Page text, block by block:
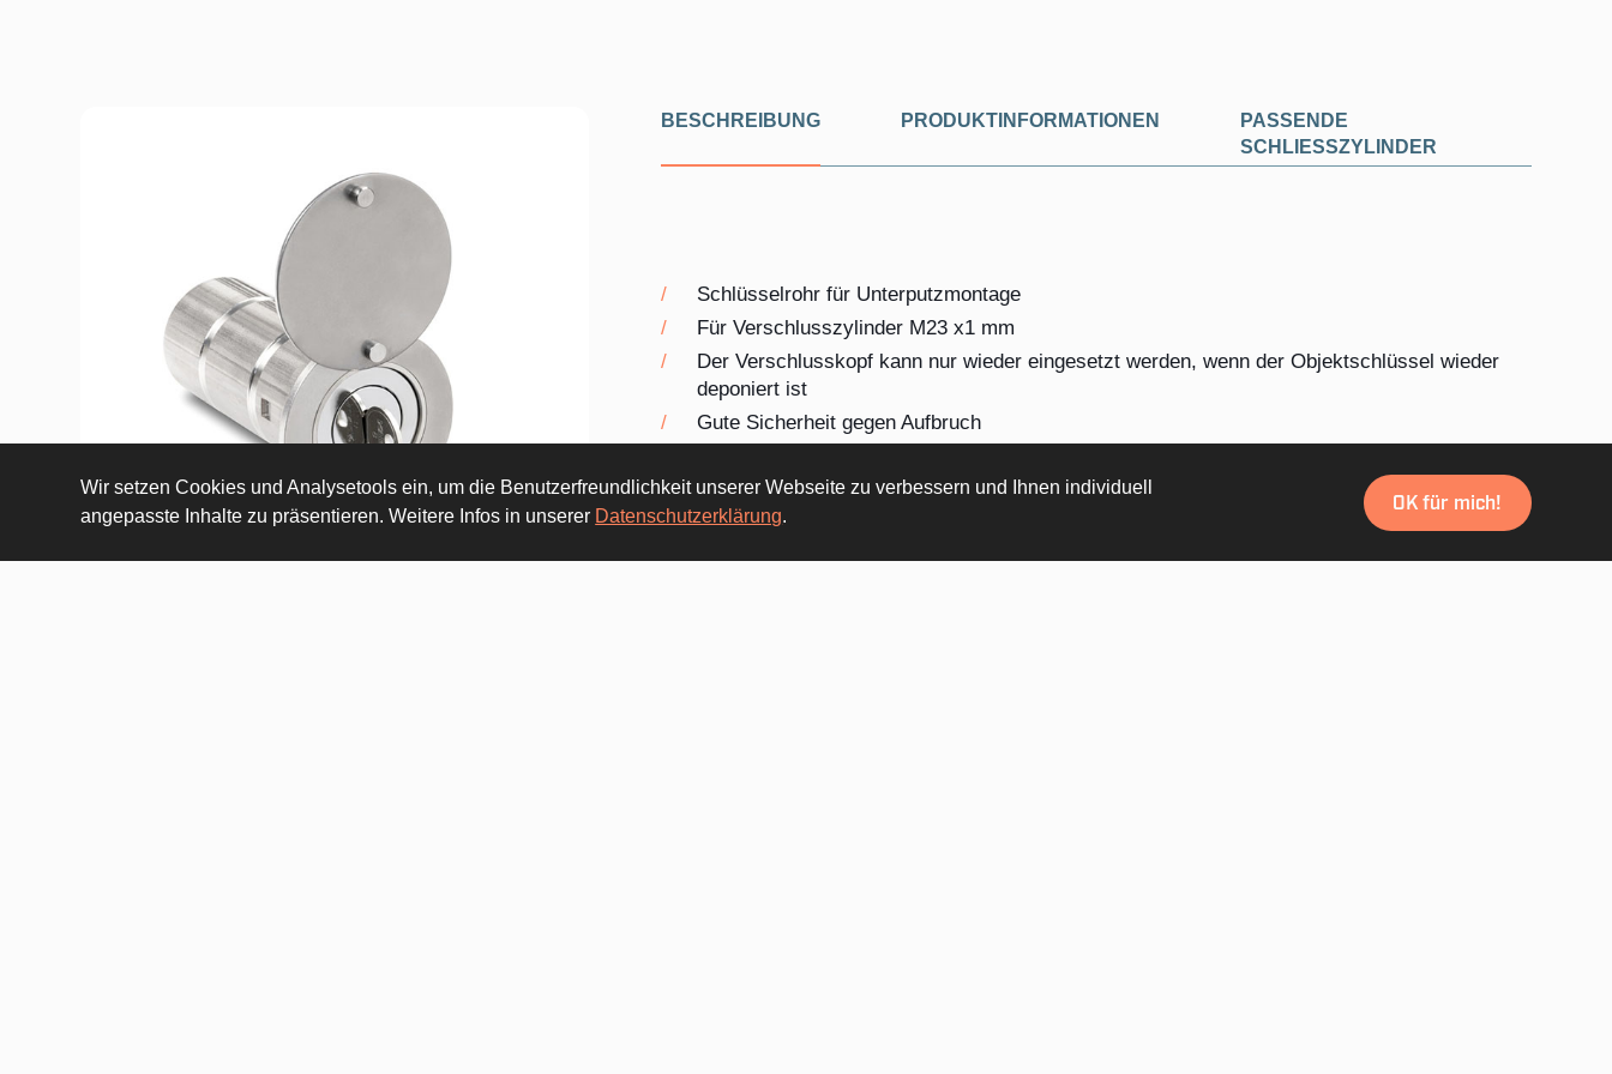
BESCHREIBUNG PRODUKTINFORMATIONEN
PASSENDE
SCHLIESSZYLINDER
Schlüsselrohr für Unterputzmontage
Für Verschlusszylinder M23 x1 mm
Der Verschlusskopf kann nur wieder eingesetzt werden, wenn der Objektschlüssel wieder
deponiert ist
Gute Sicherheit gegen Aufbruch
und Befestigungsmaterial für Zylinder (ohne Schliess-zylinder)
Ausführung für Einbruchmeldeanlagen: Mikroschalter als Signalkontakt
Wir setzen Cookies und Analysetools ein, um die Benutzerfreundlichkeit unserer Webseite zu verbessern und Ihnen individuell
angepasste Inhalte zu präsentieren. Weitere Infos in unserer Datenschutzerklärung.
OK für mich!